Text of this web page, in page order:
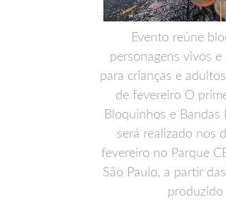
Evento reúne
personagens vivos e
para crianças e
de fevereiro O
Bloquinhos e Bandas
será realizado nos
fevereiro no Parque
São Paulo, a partir
produzido